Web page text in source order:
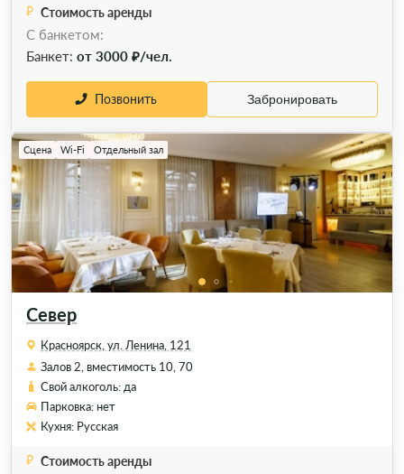
Стоимость аренды
С банкетом:
Банкет: от 3000 ₽/чел.
Позвонить Забронировать
Север
Сцена Wi-Fi Отдельный зал
Красноярск, ул. Ленина, 121
Залов 2, вместимость 10, 70
Свой алкоголь: да
Парковка: нет
Кухня: Русская
Стоимость аренды